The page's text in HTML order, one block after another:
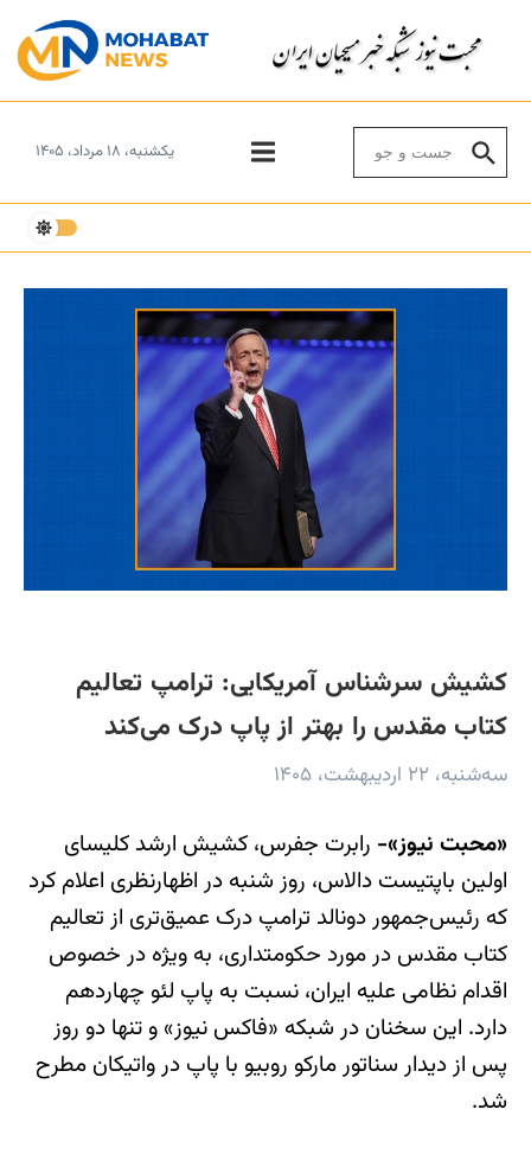
یکشنبه، ۱۸ مرداد، ۱۴۰۵
کشیش سرشناس آمریکایی: ترامپ تعالیم
کتاب مقدس را بهتر از پاپ درک می‌کند
سه‌شنبه، ۲۲ اردیبهشت، ۱۴۰۵
«محبت نیوز»- رابرت جفرس، کشیش ارشد کلیسای
اولین باپتیست دالاس، روز شنبه در اظهارنظری اعلام کرد
که رئیس‌جمهور دونالد ترامپ درک عمیق‌تری از تعالیم
کتاب مقدس در مورد حکومتداری، به ویژه در خصوص
اقدام نظامی علیه ایران، نسبت به پاپ لئو چهاردهم
دارد. این سخنان در شبکه «فاکس نیوز» و تنها دو روز
پس از دیدار سناتور مارکو روبیو با پاپ در واتیکان مطرح
شد.